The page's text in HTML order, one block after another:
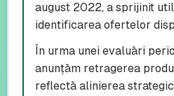
august 2022, a sprijinit
identificarea ofertelor
În urma unei evaluări
anunțăm retragerea
reflectă alinierea